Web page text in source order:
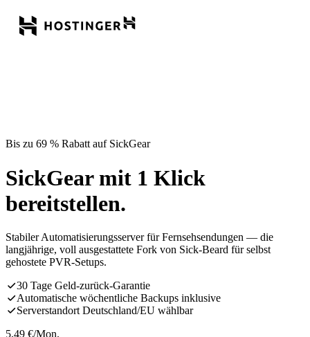
Bis zu 69 % Rabatt auf SickGear
SickGear mit 1 Klick
bereitstellen.
Stabiler Automatisierungsserver für Fernsehsendungen — die
langjährige, voll ausgestattete Fork von Sick-Beard für selbst
gehostete PVR-Setups.
30 Tage Geld-zurück-Garantie
Automatische wöchentliche Backups inklusive
Serverstandort Deutschland/EU wählbar
5,49 €/Mon.